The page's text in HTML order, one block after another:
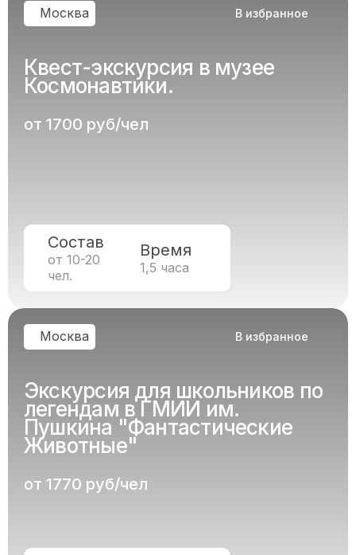
Москва В избранное
Квест-экскурсия в музее
Космонавтики.
от 1700 руб/чел
Состав
от 10-20
чел.
Время
1,5 часа
Москва В избранное
Экскурсия для школьников по
легендам в ГМИИ им.
Пушкина "Фантастические
Животные"
от 1770 руб/чел